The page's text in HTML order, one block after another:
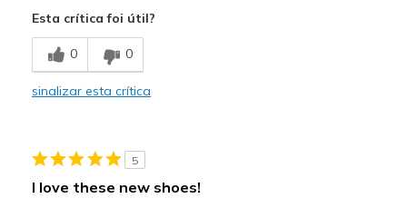
Stylish
Melhores utilizações
Casual Wear
Esta crítica foi útil?
0 0
sinalizar esta crítica
5
I love these new shoes!